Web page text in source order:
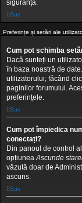
siguranță.
Sus
Preferințe și setări ale
Cum pot schimba
Dacă sunteți un
în baza noastră de
utilizatorului; făcând
paginilor forumului.
preferințele.
Sus
Cum pot împiedica
conectați?
Din panoul de control
opțiuneaAscunde
văzută doar de
ascuns.
Sus